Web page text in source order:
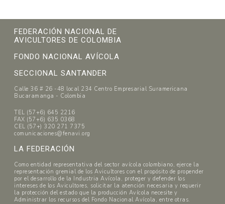
FEDERACIÓN NACIONAL DE
AVICULTORES DE COLOMBIA
FONDO NACIONAL AVÍCOLA
SECCIONAL SANTANDER
Calle 36 # 26 -48 local 234 Centro Empresarial Suramericana
Bucaramanga - Colombia
TEL (57+6) 645 2216
FAX (57+6) 635 0368
CEL (57+) 320 271 7375
comunicaciones@fenavi.org
LA FEDERACIÓN
Como entidad representativa del sector avícola colombiano, ejerce la
representación gremial de los Avicultores con el propósito de propender
por el desarrollo de la Industria Avícola, proteger y defender los
intereses de los Avicultores, solicitar la atención necesaria y requerir
la protección del estado que la producción Avícola necesite y
Administrar los recursos del Fondo Nacional Avícola, entre otras.